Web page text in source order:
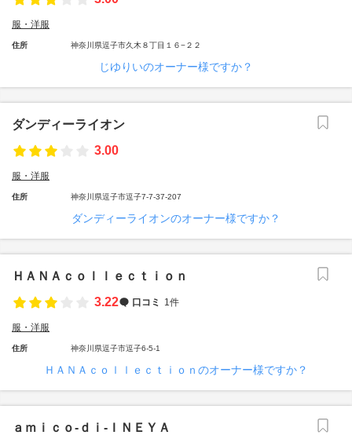
服・洋服
住所 神奈川県逗子市久木８丁目１６−２２
じゆりいのオーナー様ですか？
ダンディーライオン
3.00
服・洋服
住所 神奈川県逗子市逗子7-7-37-207
ダンディーライオンのオーナー様ですか？
ＨＡＮＡｃｏｌｌｅｃｔｉｏｎ
3.22
口コミ 1件
服・洋服
住所 神奈川県逗子市逗子6-5-1
ＨＡＮＡｃｏｌｌｅｃｔｉｏｎのオーナー様ですか？
ａｍｉｃｏ‐ｄｉ‐ＩＮＥＹＡ